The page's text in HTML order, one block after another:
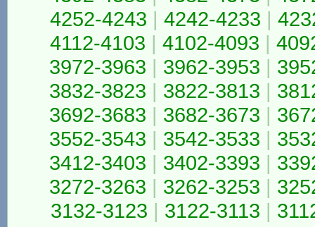
4252-4243 | 4242-4233 |
4112-4103 | 4102-4093 |
3972-3963 | 3962-3953 |
3832-3823 | 3822-3813 |
3692-3683 | 3682-3673 |
3552-3543 | 3542-3533 |
3412-3403 | 3402-3393 |
3272-3263 | 3262-3253 |
3132-3123 | 3122-3113 |